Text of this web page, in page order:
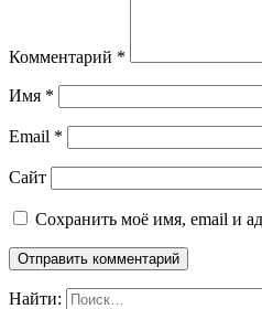
Комментарий *
Имя *
Email *
Сайт
Сохранить моё имя, email и
Найти: